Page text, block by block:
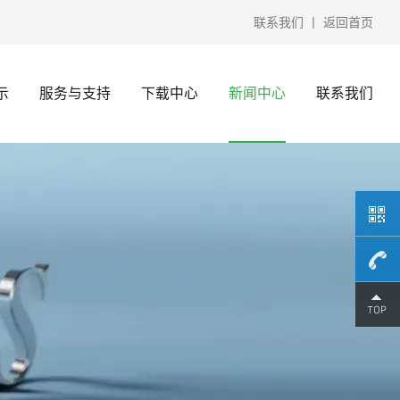
联系我们 返回首页
服务与支持 下载中心 新闻中心 联系我们